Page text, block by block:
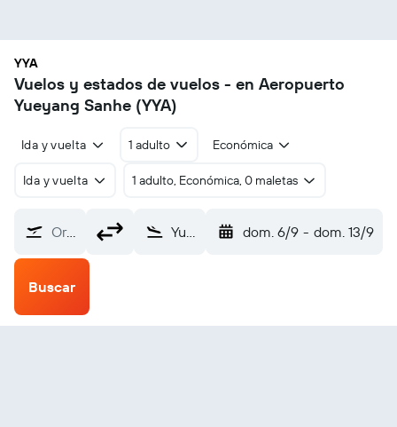
YYA
Vuelos y estados de vuelos - en Aeropuerto
Yueyang Sanhe (YYA)
Ida y vuelta 1 adulto Económica
Ida y vuelta 1 adulto, Económica, 0 maletas
Origen Yueyang Sanhe (YYA) dom. 6/9 - dom. 13/9
Buscar